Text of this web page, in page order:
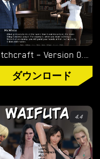
Witchcraft – Version 0.9.8p – Added Android Port [Red Silhouette]
ダウンロード
4.4